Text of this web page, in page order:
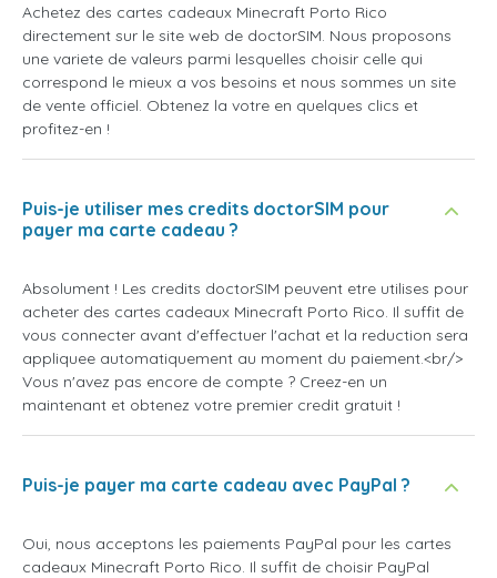
Achetez des cartes cadeaux Minecraft Porto Rico
directement sur le site web de doctorSIM. Nous proposons
une variete de valeurs parmi lesquelles choisir celle qui
correspond le mieux a vos besoins et nous sommes un site
de vente officiel. Obtenez la votre en quelques clics et
profitez-en !
Puis-je utiliser mes credits doctorSIM pour
payer ma carte cadeau ?
Absolument ! Les credits doctorSIM peuvent etre utilises pour
acheter des cartes cadeaux Minecraft Porto Rico. Il suffit de
vous connecter avant d'effectuer l'achat et la reduction sera
appliquee automatiquement au moment du paiement.<br/>
Vous n'avez pas encore de compte ? Creez-en un
maintenant et obtenez votre premier credit gratuit !
Puis-je payer ma carte cadeau avec PayPal ?
Oui, nous acceptons les paiements PayPal pour les cartes
cadeaux Minecraft Porto Rico. Il suffit de choisir PayPal